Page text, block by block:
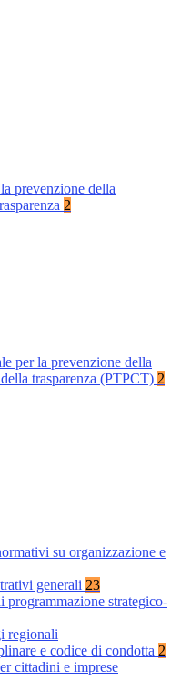
prevenzione della
2
per la prevenzione della
trasparenza (PTPCT) 2
su organizzazione e
generali 23
programmazione strategico-
regionali
e codice di condotta 2
cittadini e imprese